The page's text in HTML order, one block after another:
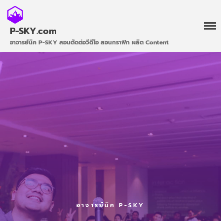
คอร์สทั้งหมด
P-SKY.com
อาจารย์นิค P-SKY สอนตัดต่อวีดีโอ สอนกราฟิก ผลิต Content
อาจารย์นิค P-SKY